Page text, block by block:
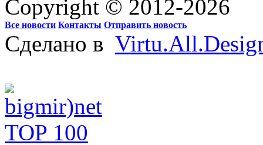
Copyright © 2012-2026
Все новости Контакты Отправить новость
Сделано в